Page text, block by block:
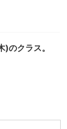
のクラス。